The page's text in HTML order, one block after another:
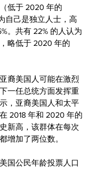
低于 2020 年的
自己是独立人士，高
。共有 22% 的人认为
略低于 2020 年的
裔美国人可能在激烈
一任总统方面发挥重
，亚裔美国人和太平
2018 年和 2020 年的
新高，该群体在每次
增加了两位数。
国公民年龄投票人口